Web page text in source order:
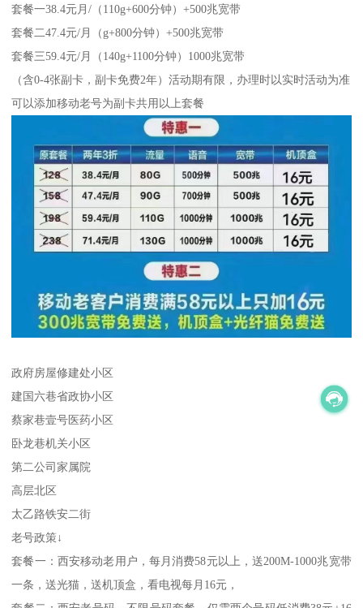
套餐一38.4元月/（110g+600分钟）+500兆宽带
套餐二47.4元/月（g+800分钟）+500兆宽带
套餐三59.4元/月（140g+1100分钟）1000兆宽带
（含0-4张副卡，副卡免费2年）活动期有限，办理时以实时活动为准
可以添加移动老号为副卡共用以上套餐
政府房屋修建处小区
建国六巷省政协小区
蔡家巷壹号医药小区
卧龙巷机关小区
第二公司家属院
高层北区
太乙路铁安二街
老号政策↓
套餐一：西安移动老用户，每月消费58元以上，送200M-1000兆宽带
一条，送光猫，送机顶盒，看电视每月16元，